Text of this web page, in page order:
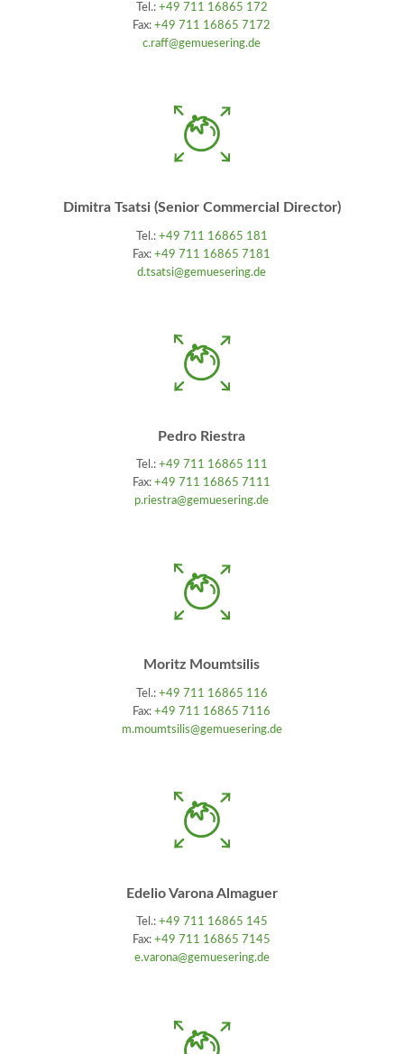
Tel.: +49 711 16865 172
Fax:+49 711 16865 7172
c.raff@gemuesering.de
Dimitra Tsatsi (Senior Commercial Director)
Tel.: +49 711 16865 181
Fax:+49 711 16865 7181
d.tsatsi@gemuesering.de
Pedro Riestra
Tel.: +49 711 16865 111
Fax:+49 711 16865 7111
p.riestra@gemuesering.de
Moritz Moumtsilis
Tel.: +49 711 16865 116
Fax:+49 711 16865 7116
m.moumtsilis@gemuesering.de
Edelio Varona Almaguer
Tel.: +49 711 16865 145
Fax:+49 711 16865 7145
e.varona@gemuesering.de